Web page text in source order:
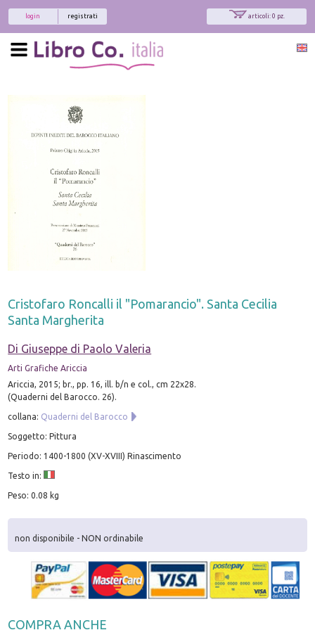
articoli: 0 pz.
registrati
login
Cristofaro Roncalli il "Pomarancio". Santa Cecilia
Santa Margherita
Di Giuseppe di Paolo Valeria
Arti Grafiche Ariccia
Ariccia, 2015; br., pp. 16, ill. b/n e col., cm 22x28.
(Quaderni del Barocco. 26).
collana: Quaderni del Barocco
Soggetto: Pittura
Periodo: 1400-1800 (XV-XVIII) Rinascimento
Testo in:
Peso: 0.08 kg
non disponibile - NON ordinabile
COMPRA ANCHE